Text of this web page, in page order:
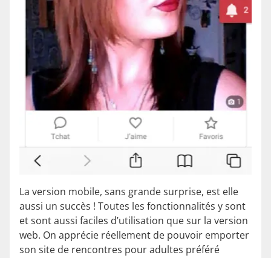
La version mobile, sans grande surprise, est elle
aussi un succès ! Toutes les fonctionnalités y sont
et sont aussi faciles d’utilisation que sur la version
web. On apprécie réellement de pouvoir emporter
son site de rencontres pour adultes préféré